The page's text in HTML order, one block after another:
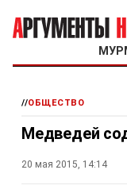
//ОБЩЕСТВО
Медведей
20 мая 2015, 14:14